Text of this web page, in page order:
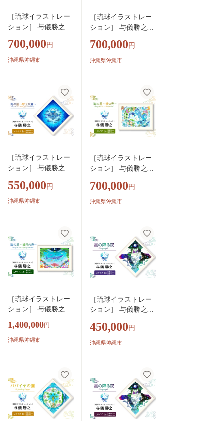
［琉球イラストレー
ション］ 与儀勝之
宮〜 / Star of the Sea -
Moonlight palace -』
しゃれ おすすめ 沖
縄市 / yogima office
[BCAI017]
700,000 円
沖縄県沖縄市
［琉球イラストレー
ション］ 与儀勝之
翼〜 / Star of the Sea
-』 額装Lサイズ イン
縄市 / yogima office
[BCAI016]
700,000 円
沖縄県沖縄市
［琉球イラストレー
ション］ 与儀勝之
翼〜 / Star of the Sea
-』 額装Mサイズ イ
め 沖縄市 / yogima of
fice [BCAI015]
550,000 円
沖縄県沖縄市
［琉球イラストレー
ション］ 与儀勝之
/ Star of the Sea - Shin
ing Waves -』 額装L
おすすめ 沖縄市 / yo
gima office [BCAI013]
700,000 円
沖縄県沖縄市
［琉球イラストレー
ション］ 与儀勝之
夜〜 / Star of the Sea -
Night of Full Moon
ト おしゃれ おすす
め 沖縄市 / yogima of
fice [BCAI009]
1,400,000円
沖縄県沖縄市
［琉球イラストレー
ション］ 与儀勝之
night』 額装Mサイズ
インテリア 雑貨 アー
450,000 円
沖縄県沖縄市